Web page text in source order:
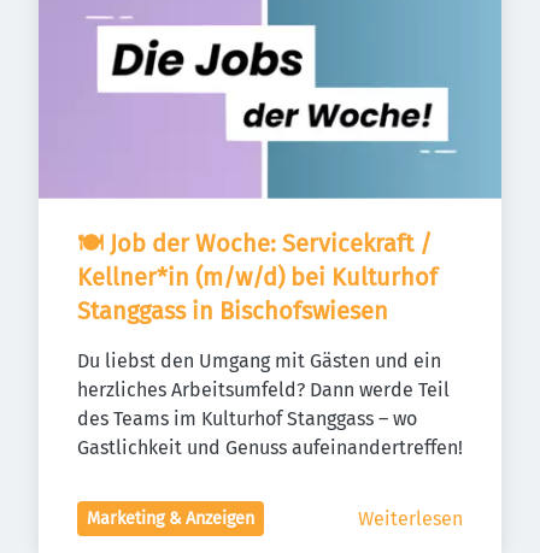
🍽️ Job der Woche: Servicekraft /
Kellner*in (m/w/d) bei Kulturhof
Stanggass in Bischofswiesen
Du liebst den Umgang mit Gästen und ein
herzliches Arbeitsumfeld? Dann werde Teil
des Teams im Kulturhof Stanggass – wo
Gastlichkeit und Genuss aufeinandertreffen!
Marketing & Anzeigen Weiterlesen